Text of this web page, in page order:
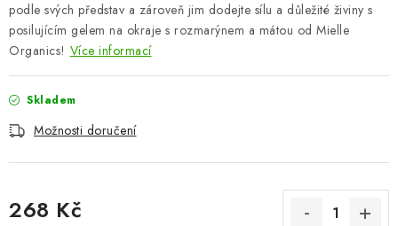
podle svých představ a zároveň jim dodejte sílu a důležité živiny s
posilujícím gelem na okraje s rozmarýnem a mátou od Mielle
Organics! Více informací
Skladem
Možnosti doručení
268 Kč